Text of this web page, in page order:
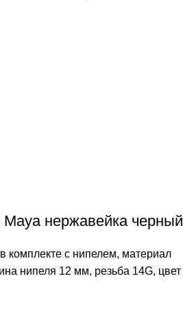
нержавейка черный
комплекте с нипелем, материал
нипеля 12 мм, резьба 14G, цвет